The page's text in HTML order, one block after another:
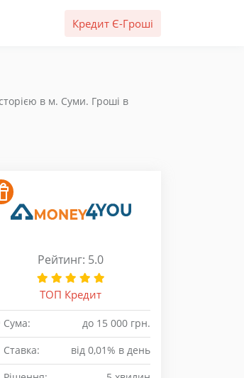
Кредит Є-Гроші
в м. Суми. Гроші в
Рейтинг: 5.0
ТОП Кредит
Сума:
до 15 000 грн.
Cтавка:
від 0,01% в день